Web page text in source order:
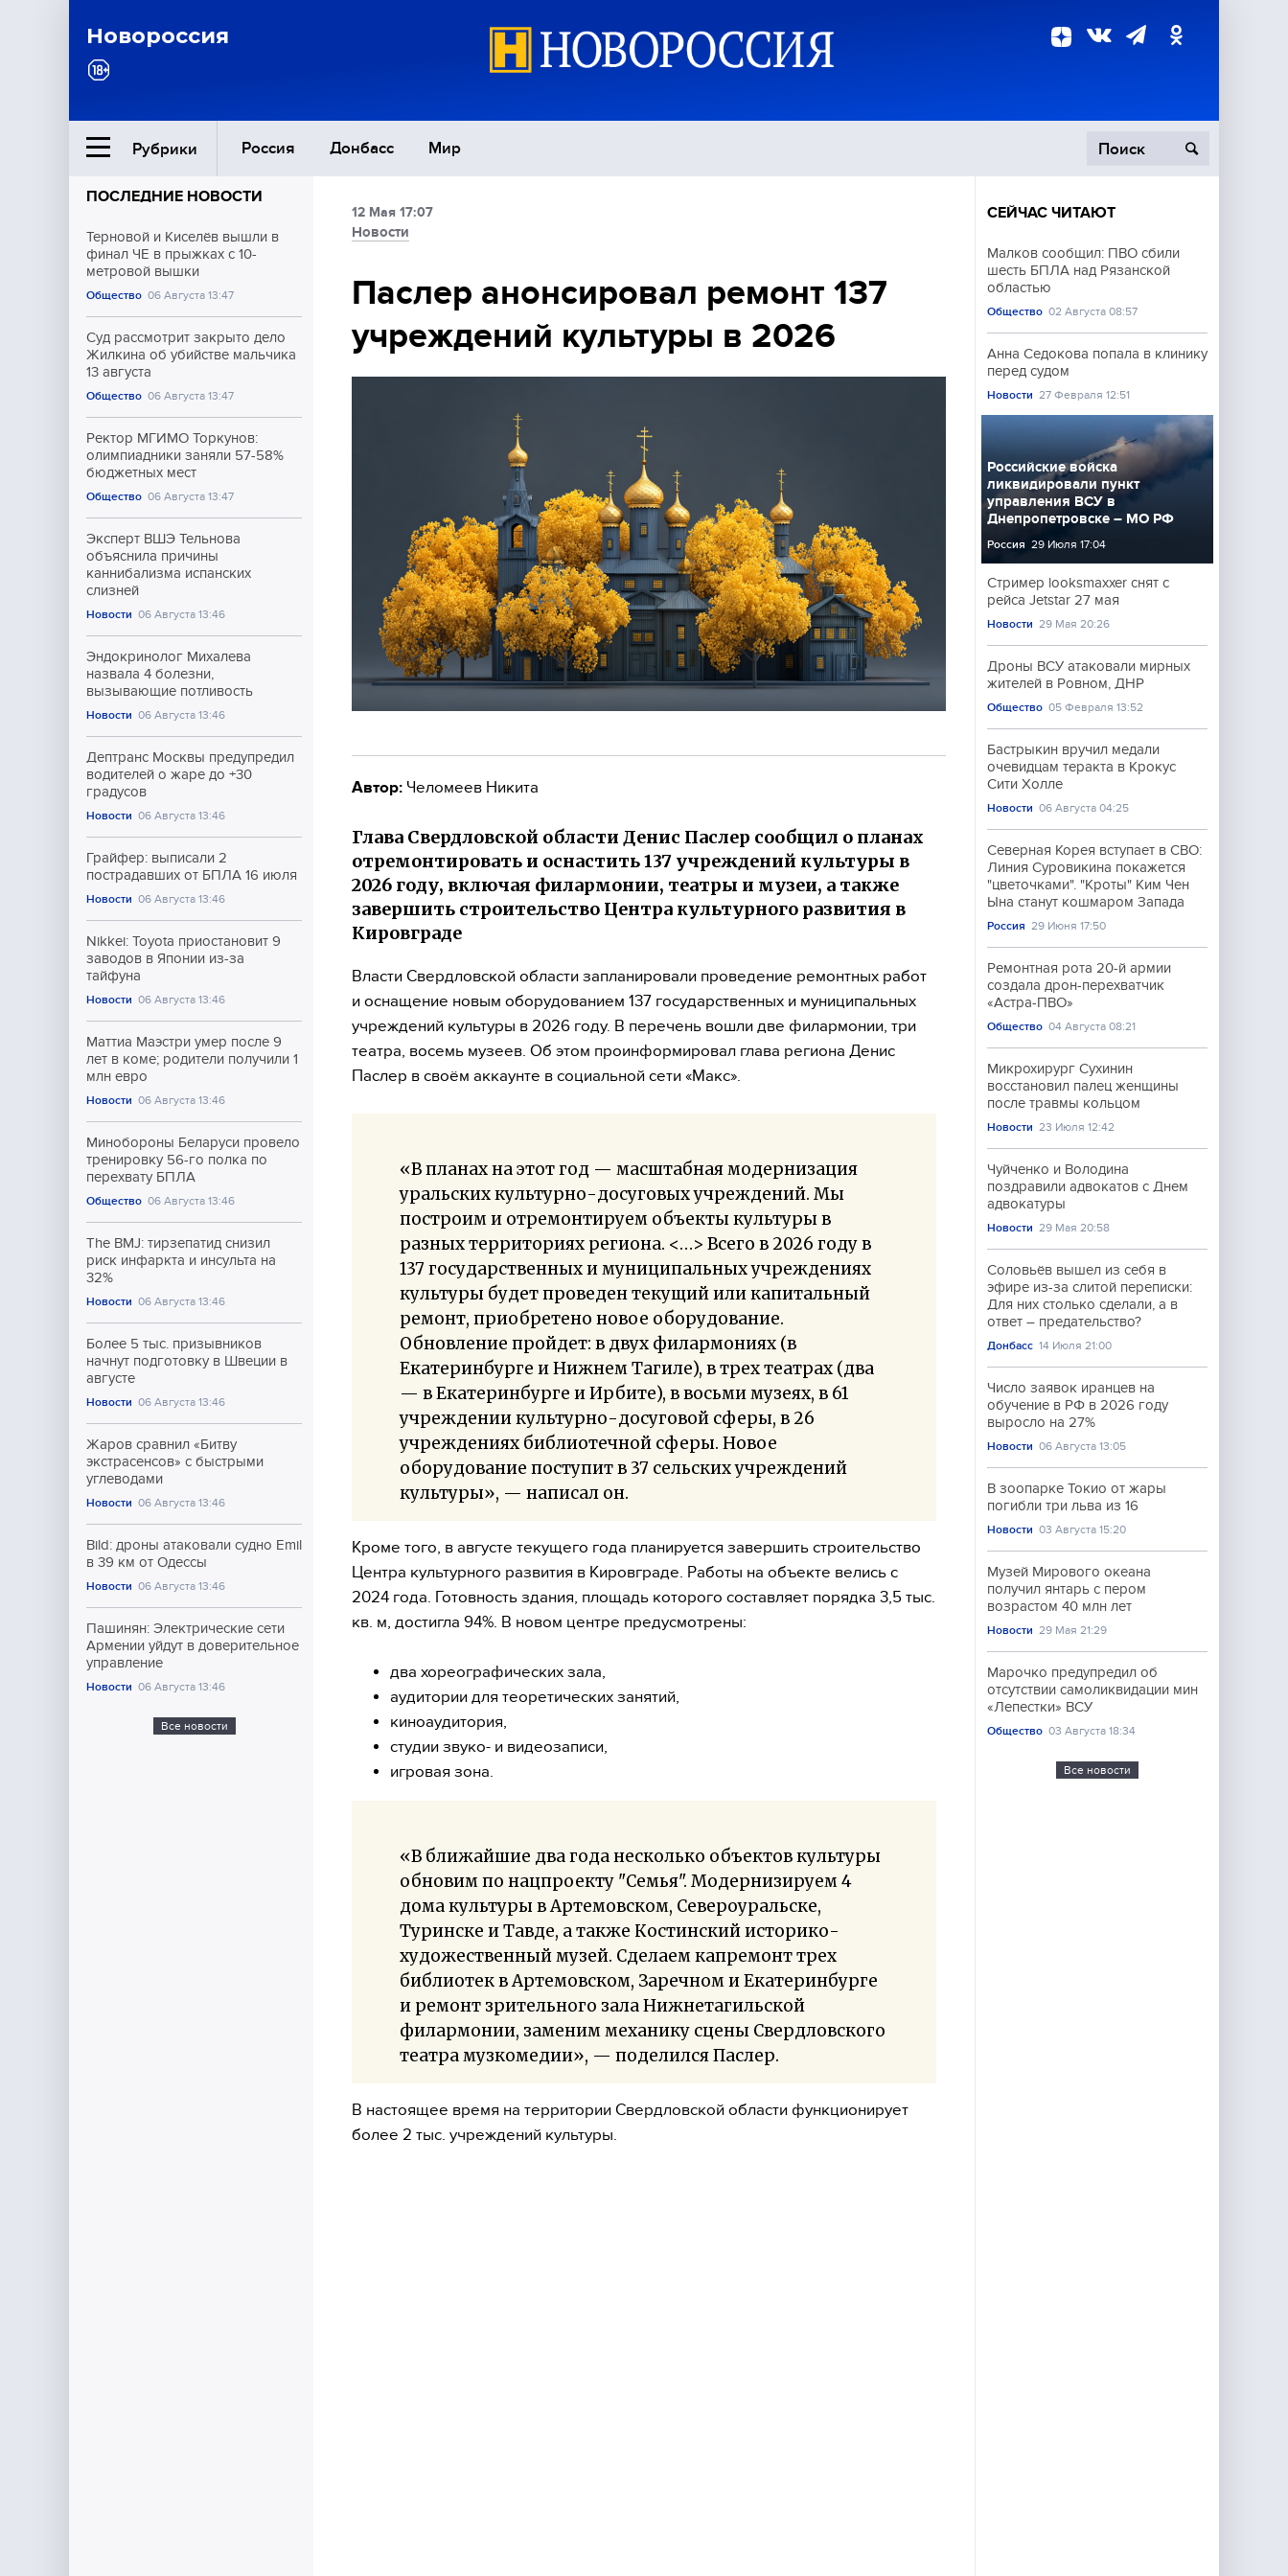
Новороссия
Рубрики Россия Донбасс Мир
Ближний Восток
Общество
Экономика
Происшествия
Культура
Спорт
ПОСЛЕДНИЕ НОВОСТИ
Терновой и Киселёв вышли в
финал ЧЕ в прыжках с 10-
метровой вышки
Общество 06 Августа 13:47
Суд рассмотрит закрыто дело
Жилкина об убийстве мальчика
13 августа
Общество 06 Августа 13:47
Ректор МГИМО Торкунов:
олимпиадники заняли 57-58%
бюджетных мест
Общество 06 Августа 13:47
Эксперт ВШЭ Тельнова
объяснила причины
каннибализма испанских
слизней
Новости 06 Августа 13:46
Эндокринолог Михалева
назвала 4 болезни,
вызывающие потливость
Новости 06 Августа 13:46
Дептранс Москвы предупредил
водителей о жаре до +30
градусов
Новости 06 Августа 13:46
Грайфер: выписали 2
пострадавших от БПЛА 16 июля
Новости 06 Августа 13:46
Nikkei: Toyota приостановит 9
заводов в Японии из-за
тайфуна
Новости 06 Августа 13:46
Маттиа Маэстри умер после 9
лет в коме; родители получили 1
млн евро
Новости 06 Августа 13:46
Минобороны Беларуси провело
тренировку 56-го полка по
перехвату БПЛА
Общество 06 Августа 13:46
The BMJ: тирзепатид снизил
риск инфаркта и инсульта на
32%
Новости 06 Августа 13:46
Более 5 тыс. призывников
начнут подготовку в Швеции в
августе
Новости 06 Августа 13:46
Жаров сравнил «Битву
экстрасенсов» с быстрыми
углеводами
Новости 06 Августа 13:46
Bild: дроны атаковали судно Emil
в 39 км от Одессы
Новости 06 Августа 13:46
Пашинян: Электрические сети
Армении уйдут в доверительное
управление
Новости 06 Августа 13:46
Все новости
12 Мая 17:07
Новости
Паслер анонсировал ремонт 137
учреждений культуры в 2026
Автор: Челомеев Никита
Глава Свердловской области Денис Паслер сообщил о планах
отремонтировать и оснастить 137 учреждений культуры в
2026 году, включая филармонии, театры и музеи, а также
завершить строительство Центра культурного развития в
Кировграде
Власти Свердловской области запланировали проведение ремонтных работ
и оснащение новым оборудованием 137 государственных и муниципальных
учреждений культуры в 2026 году. В перечень вошли две филармонии, три
театра, восемь музеев. Об этом проинформировал глава региона Денис
Паслер в своём аккаунте в социальной сети «Макс».
«В планах на этот год — масштабная модернизация
уральских культурно-досуговых учреждений. Мы
построим и отремонтируем объекты культуры в
разных территориях региона. <…> Всего в 2026 году в
137 государственных и муниципальных учреждениях
культуры будет проведен текущий или капитальный
ремонт, приобретено новое оборудование.
Обновление пройдет: в двух филармониях (в
Екатеринбурге и Нижнем Тагиле), в трех театрах (два
— в Екатеринбурге и Ирбите), в восьми музеях, в 61
учреждении культурно-досуговой сферы, в 26
учреждениях библиотечной сферы. Новое
оборудование поступит в 37 сельских учреждений
культуры», — написал он.
Кроме того, в августе текущего года планируется завершить строительство
Центра культурного развития в Кировграде. Работы на объекте велись с
2024 года. Готовность здания, площадь которого составляет порядка 3,5 тыс.
кв. м, достигла 94%. В новом центре предусмотрены:
два хореографических зала,
аудитории для теоретических занятий,
киноаудитория,
студии звуко- и видеозаписи,
игровая зона.
«В ближайшие два года несколько объектов культуры
обновим по нацпроекту "Семья". Модернизируем 4
дома культуры в Артемовском, Североуральске,
Туринске и Тавде, а также Костинский историко-
художественный музей. Сделаем капремонт трех
библиотек в Артемовском, Заречном и Екатеринбурге
и ремонт зрительного зала Нижнетагильской
филармонии, заменим механику сцены Свердловского
театра музкомедии», — поделился Паслер.
В настоящее время на территории Свердловской области функционирует
более 2 тыс. учреждений культуры.
СЕЙЧАС ЧИТАЮТ
Малков сообщил: ПВО сбили
шесть БПЛА над Рязанской
областью
Общество 02 Августа 08:57
Анна Седокова попала в клинику
перед судом
Новости 27 Февраля 12:51
Российские войска
ликвидировали пункт
управления ВСУ в
Днепропетровске – МО РФ
Россия 29 Июля 17:04
Стример looksmaxxer снят с
рейса Jetstar 27 мая
Новости 29 Мая 20:26
Дроны ВСУ атаковали мирных
жителей в Ровном, ДНР
Общество 05 Февраля 13:52
Бастрыкин вручил медали
очевидцам теракта в Крокус
Сити Холле
Новости 06 Августа 04:25
Северная Корея вступает в СВО:
Линия Суровикина покажется
"цветочками". "Кроты" Ким Чен
Ына станут кошмаром Запада
Россия 29 Июня 17:50
Ремонтная рота 20-й армии
создала дрон-перехватчик
«Астра-ПВО»
Общество 04 Августа 08:21
Микрохирург Сухинин
восстановил палец женщины
после травмы кольцом
Новости 23 Июля 12:42
Чуйченко и Володина
поздравили адвокатов с Днем
адвокатуры
Новости 29 Мая 20:58
Соловьёв вышел из себя в
эфире из-за слитой переписки:
Для них столько сделали, а в
ответ – предательство?
Донбасс 14 Июля 21:00
Число заявок иранцев на
обучение в РФ в 2026 году
выросло на 27%
Новости 06 Августа 13:05
В зоопарке Токио от жары
погибли три льва из 16
Новости 03 Августа 15:20
Музей Мирового океана
получил янтарь с пером
возрастом 40 млн лет
Новости 29 Мая 21:29
Марочко предупредил об
отсутствии самоликвидации мин
«Лепестки» ВСУ
Общество 03 Августа 18:34
Все новости